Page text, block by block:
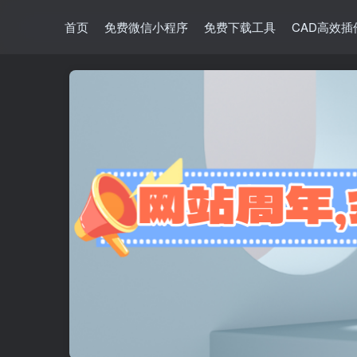
首页 免费微信小程序 免费下载工具 CAD高效插